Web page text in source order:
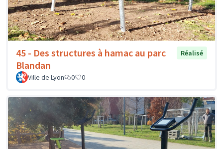
45 - Des structures à hamac au parc
Blandan
Réalisé
Ville de Lyon 0 0